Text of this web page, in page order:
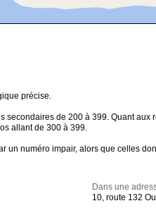
précise.
de 200 à 399. Quant
allant de 300 à 399.
numéro impair, alors que celles
Dans une
10, route 132